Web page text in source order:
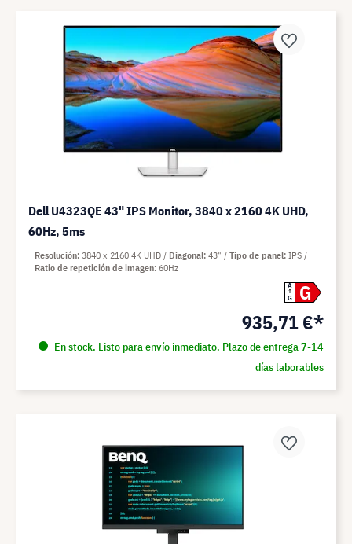
Dell U4323QE 43" IPS Monitor, 3840 x 2160 4K UHD,
60Hz, 5ms
A
G
G
935,71 €*
En stock. Listo para envío inmediato. Plazo de entrega 7-14
días laborables
Resolución 3840 x 2160 4K UHD Diagonal 43" Tipo de panel IPS
Ratio de repetición de imagen 60Hz